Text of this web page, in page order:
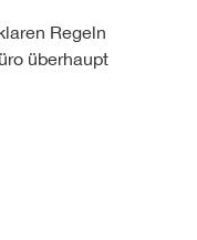
Regeln
überhaupt